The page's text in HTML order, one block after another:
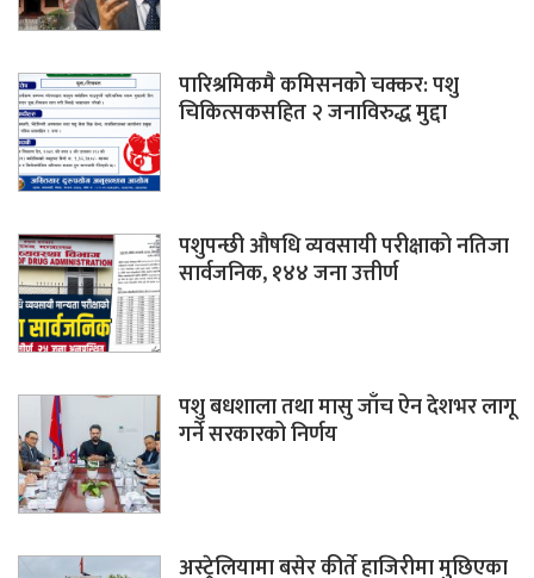
पारिश्रमिकमै कमिसनको चक्कर: पशु
चिकित्सकसहित २ जनाविरुद्ध मुद्दा
पशुपन्छी औषधि व्यवसायी परीक्षाको नतिजा
सार्वजनिक, १४४ जना उत्तीर्ण
पशु बधशाला तथा मासु जाँच ऐन देशभर लागू
गर्ने सरकारको निर्णय
अस्ट्रेलियामा बसेर कीर्ते हाजिरीमा मुछिएका